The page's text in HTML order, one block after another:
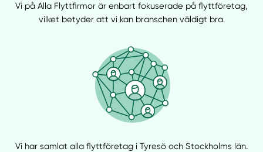
Vi på Alla Flyttfirmor är enbart fokuserade på flyttföretag,
vilket betyder att vi kan branschen väldigt bra.
Vi har samlat alla flyttföretag i Tyresö och Stockholms län.